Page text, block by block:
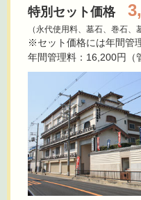
特別セット価格
（永代使用料、墓石、巻石、
※セット価格には年間管
年間管理料：16,200円（